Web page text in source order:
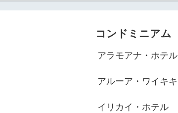
コンドミニアム
アラモアナ・ホテル
アルーア・ワイキキ
イリカイ・ホテル